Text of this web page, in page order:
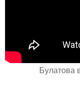
Булатова